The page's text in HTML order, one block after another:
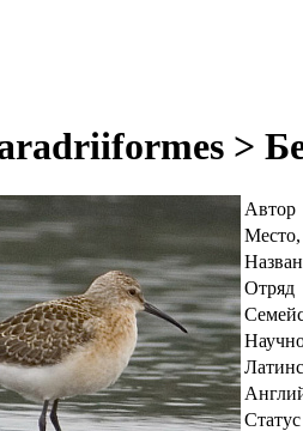
>
Автор
Место,
Отряд